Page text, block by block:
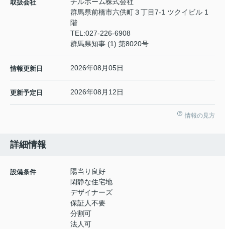
取扱会社
群馬県前橋市六供町３丁目7-1 ツクイビル 1
階
TEL:027-226-6908
群馬県知事 (1) 第8020号
情報更新日 2026年08月05日
更新予定日 2026年08月12日
情報の見方
詳細情報
設備条件
陽当り良好
閑静な住宅地
デザイナーズ
保証人不要
分割可
法人可